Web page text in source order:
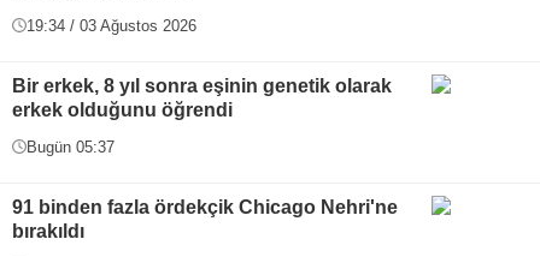
19:34 / 03 Ağustos 2026
Bir erkek, 8 yıl sonra eşinin genetik olarak
erkek olduğunu öğrendi
Bugün 05:37
91 binden fazla ördekçik Chicago Nehri'ne
bırakıldı